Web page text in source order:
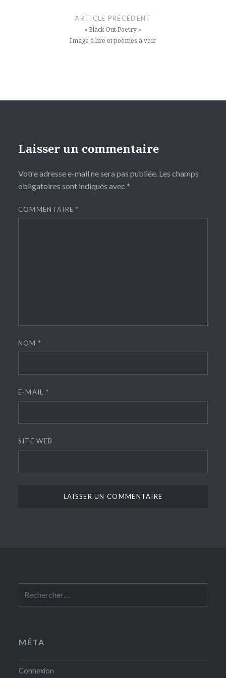
ARTICLE PRÉCÉDENT
« Black Out Poetry »
Image à lire et poèmes à voir
Laisser un commentaire
Votre adresse e-mail ne sera pas publiée. Les champs
obligatoires sont indiqués avec *
COMMENTAIRE*
NOM*
E-MAIL *
SITE WEB
MÉTA
Connexion